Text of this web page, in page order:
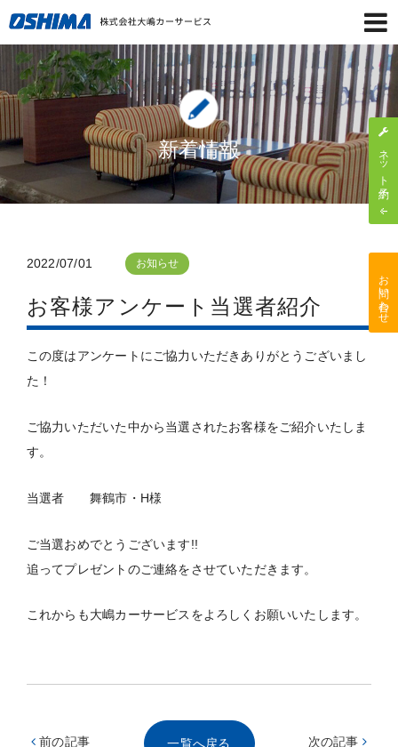
新着情報
2022/07/01 お知らせ
お客様アンケート当選者紹介
この度はアンケートにご協力いただきありがとうございまし
た！
ご協力いただいた中から当選されたお客様をご紹介いたしま
す。
当選者 舞鶴市・H様
ご当選おめでとうございます!!
追ってプレゼントのご連絡をさせていただきます。
これからも大嶋カーサービスをよろしくお願いいたします。
一覧へ戻る
前の記事 次の記事
ネット予約
お問い合わせ